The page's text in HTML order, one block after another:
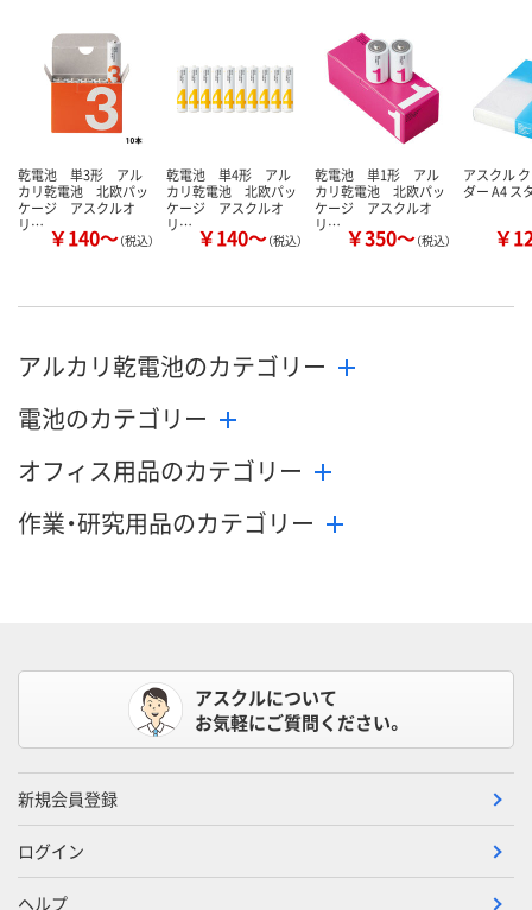
した
カゴへ
乾電池 単3形 アル
カリ乾電池 北欧パッ
ケージ アスクルオ
リ… ￥140～（税込）
乾電池 単4形 アル
カリ乾電池 北欧パッ
ケージ アスクルオ
リ… ￥140～（税込）
乾電池 単1形 アル
カリ乾電池 北欧パッ
ケージ アスクルオ
リ… ￥350～（税込）
アスクル
ダー A4 ス
￥
アルカリ乾電池のカテゴリー
電池のカテゴリー
オフィス用品のカテゴリー
作業・研究用品のカテゴリー
アスクルについて
お気軽にご質問ください。
新規会員登録
ログイン
ヘルプ